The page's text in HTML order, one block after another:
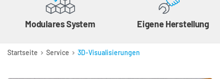
Modulares System Eigene Herstellung
Startseite Service 3D-Visualisierungen